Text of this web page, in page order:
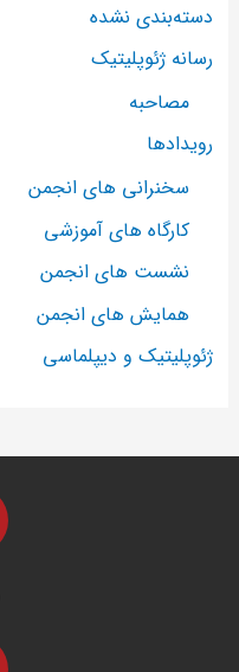
دسته‌بندی نشده
رسانه ژئوپلیتیک
مصاحبه
رویدادها
سخنرانی های انجمن
کارگاه های آموزشی
نشست های انجمن
همایش های انجمن
ژئوپلیتیک و دیپلماسی